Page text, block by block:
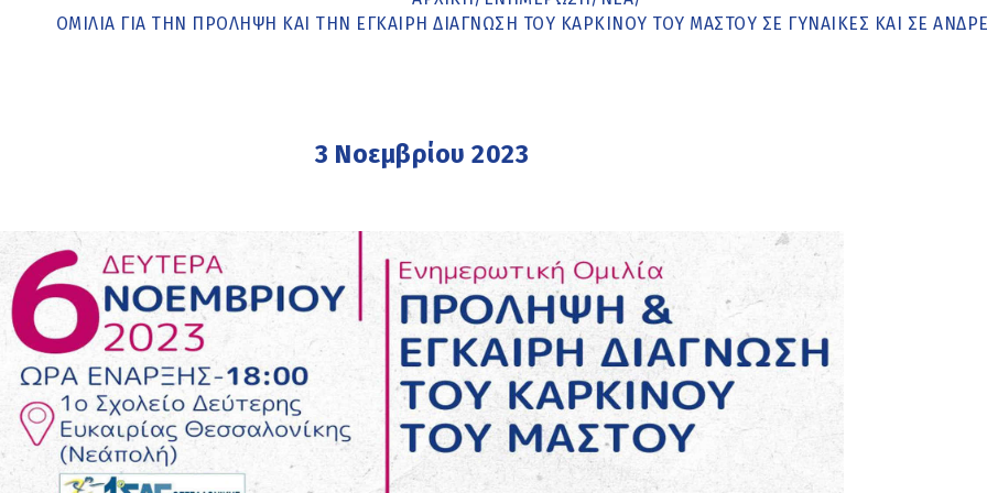
ΟΜΙΛΊΑ ΓΙΑ ΤΗΝ ΠΡΌΛΗΨΗ ΚΑΙ ΤΗΝ ΈΓΚΑΙΡΗ ΔΙΆΓΝΩΣΗ ΤΟΥ ΚΑΡΚΊΝΟΥ ΤΟΥ ΜΑΣΤΟΎ ΣΕ ΓΥΝΑΊΚΕΣ ΚΑΙ ΣΕ
3 Νοεμβρίου 2023